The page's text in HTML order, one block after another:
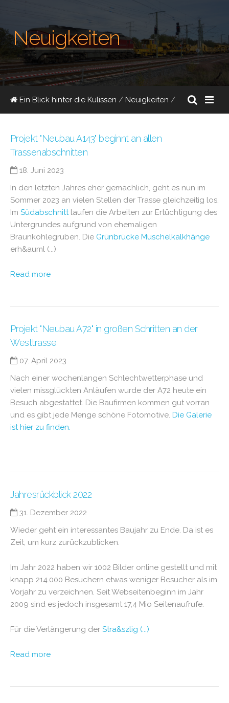
Neuigkeiten
Ein Blick hinter die Kulissen / Neuigkeiten /
Projekt "Neubau A143" beginnt an allen
Trassenabschnitten
18. Juni 2023
In den letzten Jahres eher gemächlich, geht es nun im
Sommer 2023 an vielen Stellen der Trasse gleichzeitig los.
Im Südabschnittlaufen die Arbeiten zur Ertüchtigung des
Untergrundes aufgrund von ehemaligen
Braunkohlegruben. Die Grünbrücke Muschelkalkhänge
erh&auml (...)
Read more
Projekt "Neubau A72" in großen Schritten an der
Westtrasse
07. April 2023
Nach einer wochenlangen Schlechtwetterphase und
vielen missglückten Anläufen wurde der A72 heute ein
Besuch abgestattet. Die Baufirmen kommen gut vorran
und es gibt jede Menge schöne Fotomotive. Die Galerie
ist hier zu finden.
Jahresrückblick 2022
31. Dezember 2022
Wieder geht ein interessantes Baujahr zu Ende. Da ist es
Zeit, um kurz zurückzublicken.
Im Jahr 2022 haben wir 1002 Bilder online gestellt und mit
knapp 214.000 Besuchern etwas weniger Besucher als im
Vorjahr zu verzeichnen. Seit Webseitenbeginn im Jahr
2009 sind es jedoch insgesamt 17,4 Mio Seitenaufrufe.
Für die Verlängerung der Stra&szlig (...)
Read more